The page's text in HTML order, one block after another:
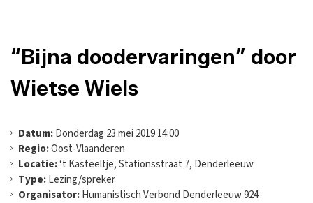
“Bijna doodervaringen” door
Wietse Wiels
Datum:Donderdag 23 mei 2019 14:00
Regio:Oost-Vlaanderen
Locatie:‘t Kasteeltje, Stationsstraat 7, Denderleeuw
Type:Lezing/spreker
Organisator:Humanistisch Verbond Denderleeuw 924